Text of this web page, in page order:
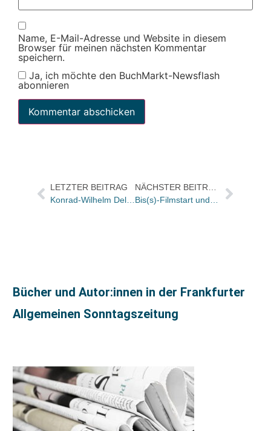
Name, E-Mail-Adresse und Website in diesem
Browser für meinen nächsten Kommentar
speichern.
Ja, ich möchte den BuchMarkt-Newsflash
abonnieren
LETZTER BEITRAG
Konrad-Wilhelm Delius
NÄCHSTER BEITRAG
Bis(s)-Filmstart und ET des Buchs zum Film vorgezogen
Bücher und Autor:innen in der Frankfurter
Allgemeinen Sonntagszeitung